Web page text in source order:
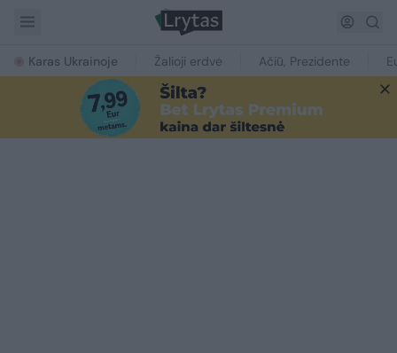
Karas Ukrainoje Žalioji erdvė Ačiū, Prezidente